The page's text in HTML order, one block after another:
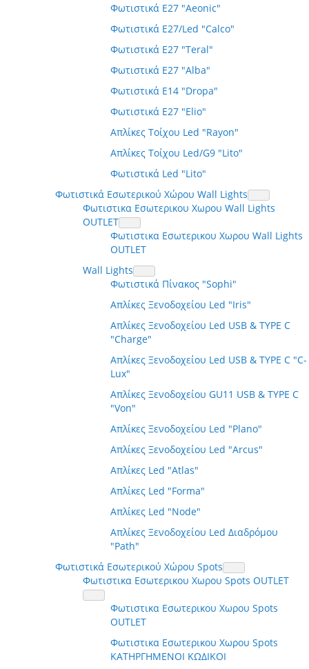
Φωτιστικά E27 "Aeonic"
Φωτιστικά E27/Led "Calco"
Φωτιστικά E27 "Teral"
Φωτιστικά E27 "Alba"
Φωτιστικά E14 "Dropa"
Φωτιστικά E27 "Elio"
Απλίκες Τοίχου Led "Rayon"
Απλίκες Τοίχου Led/G9 "Lito"
Φωτιστικά Led "Lito"
Φωτιστικά Εσωτερικού Χώρου Wall Lights
Φωτιστικα Εσωτερικου Χωρου Wall Lights
OUTLET
Φωτιστικα Εσωτερικου Χωρου Wall Lights
OUTLET
Wall Lights
Φωτιστικά Πίνακος "Sophi"
Απλίκες Ξενοδοχείου Led "Iris"
Απλίκες Ξενοδοχείου Led USB & TYPE C
"Charge"
Απλίκες Ξενοδοχείου Led USB & TYPE C "C-
Lux"
Απλίκες Ξενοδοχείου GU11 USB & TYPE C
"Von"
Απλίκες Ξενοδοχείου Led "Plano"
Απλίκες Ξενοδοχείου Led "Arcus"
Απλίκες Led "Atlas"
Απλίκες Led "Forma"
Απλίκες Led "Node"
Απλίκες Ξενοδοχείου Led Διαδρόμου
"Path"
Φωτιστικά Εσωτερικού Χώρου Spots
Φωτιστικα Εσωτερικου Χωρου Spots OUTLET
Φωτιστικα Εσωτερικου Χωρου Spots
OUTLET
Φωτιστικα Εσωτερικου Χωρου Spots
ΚΑΤΗΡΓΗΜΕΝΟΙ ΚΩΔΙΚΟΙ